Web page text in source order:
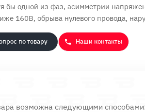
бы одной из фаз, асимметрии
160В, обрыва нулевого провода,
по товару Наши контакты
возможна следующими